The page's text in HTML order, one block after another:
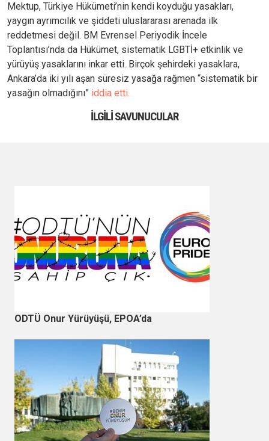
Mektup, Türkiye Hükümeti’nin kendi koyduğu yasakları,
yaygın ayrımcılık ve şiddeti uluslararası arenada ilk
reddetmesi değil. BM Evrensel Periyodik İncele
Toplantısı’nda da Hükümet, sistematik LGBTİ+ etkinlik ve
yürüyüş yasaklarını inkar etti. Birçok şehirdeki yasaklara,
Ankara’da iki yılı aşan süresiz yasağa rağmen “sistematik bir
yasağın olmadığını” iddia etti.
İLGILI SAVUNUCULAR
ODTÜ Onur Yürüyüşü, EPOA’da